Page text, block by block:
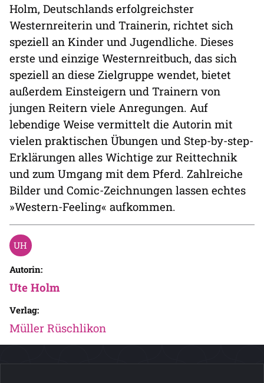
Holm, Deutschlands erfolgreichster
Westernreiterin und Trainerin, richtet sich
speziell an Kinder und Jugendliche. Dieses
erste und einzige Westernreitbuch, das sich
speziell an diese Zielgruppe wendet, bietet
außerdem Einsteigern und Trainern von
jungen Reitern viele Anregungen. Auf
lebendige Weise vermittelt die Autorin mit
vielen praktischen Übungen und Step-by-step-
Erklärungen alles Wichtige zur Reittechnik
und zum Umgang mit dem Pferd. Zahlreiche
Bilder und Comic-Zeichnungen lassen echtes
»Western-Feeling« aufkommen.
Autorin:
Ute Holm
Verlag:
Müller Rüschlikon